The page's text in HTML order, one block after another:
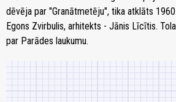
dēvēja par "Granātmetēju", tika atklāts
Egons Zvirbulis, arhitekts - Jānis Līcītis.
par Parādes laukumu.